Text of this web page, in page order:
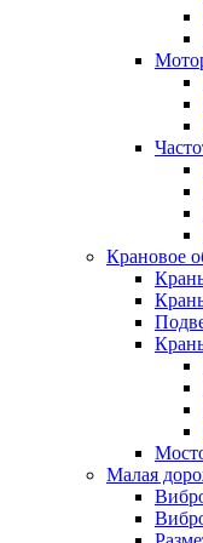
Крановое
Малая